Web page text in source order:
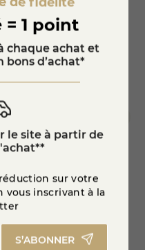
= 1 point
chaque achat et
d’achat*
le site à partir de
sur votre
inscrivant à la
S’ABONNER